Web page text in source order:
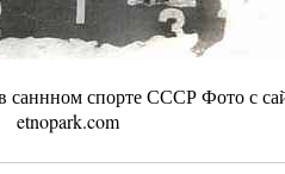
саннном спорте СССР Фото с
etnopark.com